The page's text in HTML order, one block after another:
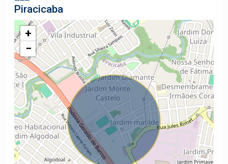
Piracicaba
+
−